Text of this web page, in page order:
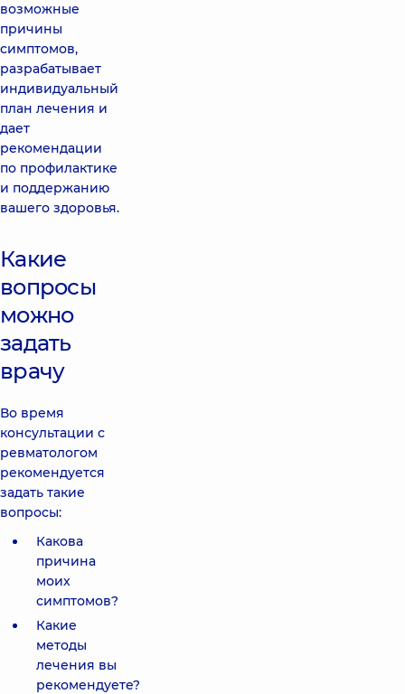
возможные
причины
симптомов,
разрабатывает
индивидуальный
план лечения и
дает
рекомендации
по профилактике
и поддержанию
вашего здоровья.
Какие
вопросы
можно
задать
врачу
Во время
консультации с
ревматологом
рекомендуется
задать такие
вопросы:
Какова
причина
моих
симптомов?
Какие
методы
лечения вы
рекомендуете?